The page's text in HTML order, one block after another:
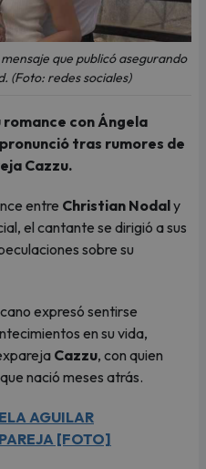
que publicó asegurando
(Foto: redes sociales)
con Ángela
tras rumores de
Cazzu.
entre Christian Nodaly
el cantante se dirigió a sus
sobre su
expresó sentirse
en su vida,
Cazzu, con quien
nació meses atrás.
AGUILAR
[FOTO]